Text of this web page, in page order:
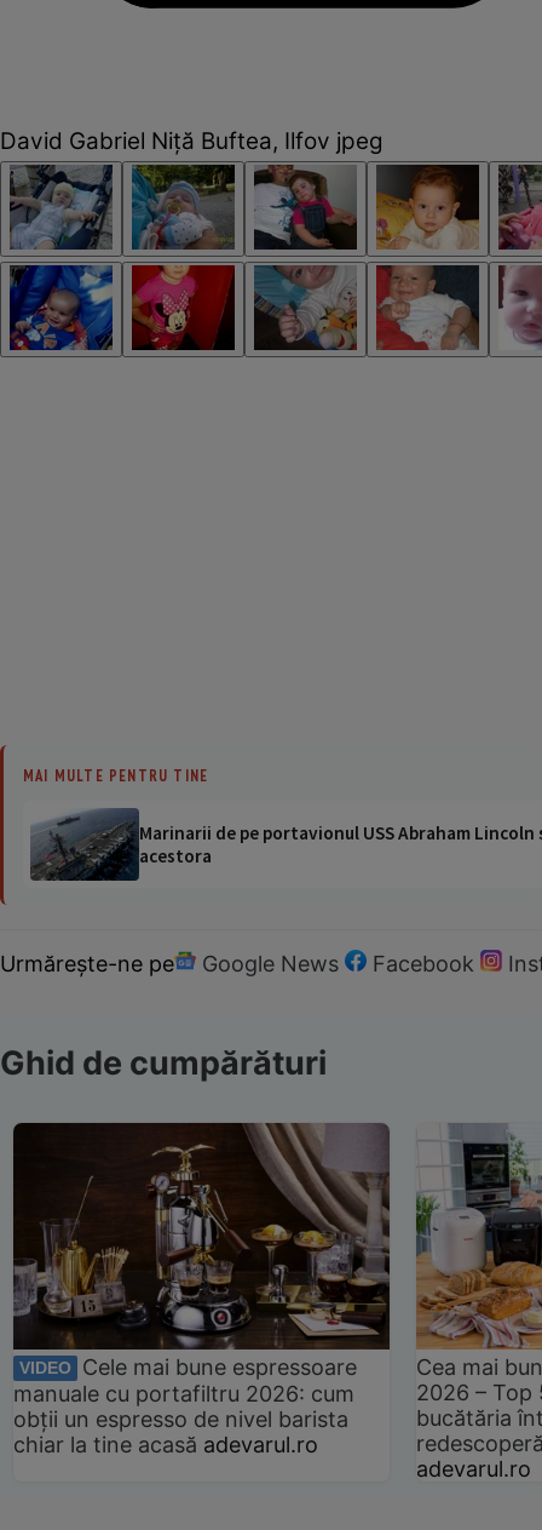
David Gabriel Niţă Buftea, Ilfov jpeg
MAI MULTE PENTRU TINE
Marinarii de pe portavionul USS Abraham
acestora
Urmărește-ne pe Google News Facebook
Ghid de cumpărături
VIDEO
Cele mai bune espressoare
manuale cu portafiltru 2026: cum
obții un espresso de nivel barista
chiar la tine acasă adevarul.ro
Cea mai
2026 –
bucătăria
adevarul.ro